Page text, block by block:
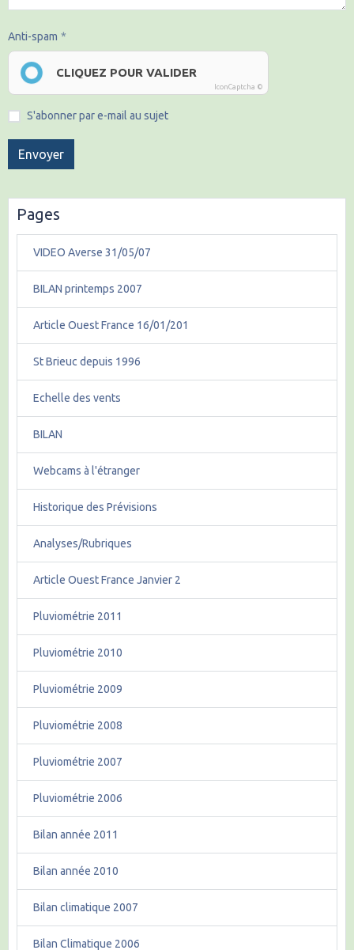
Anti-spam
CLIQUEZ POUR VALIDER
IconCaptcha ©
S'abonner par e-mail au sujet
Envoyer
Pages
VIDEO Averse 31/05/07
BILAN printemps 2007
Article Ouest France 16/01/201
St Brieuc depuis 1996
Echelle des vents
BILAN
Webcams à l'étranger
Historique des Prévisions
Analyses/Rubriques
Article Ouest France Janvier 2
Pluviométrie 2011
Pluviométrie 2010
Pluviométrie 2009
Pluviométrie 2008
Pluviométrie 2007
Pluviométrie 2006
Bilan année 2011
Bilan année 2010
Bilan climatique 2007
Bilan Climatique 2006